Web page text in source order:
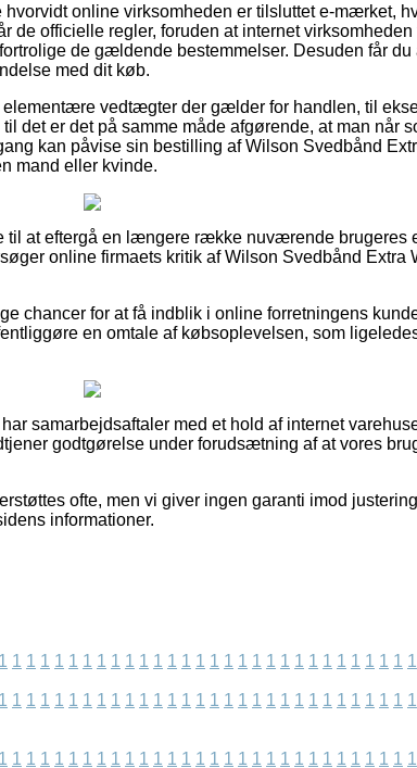
online virksomheden er tilsluttet e-mærket,
de officielle regler, foruden at internet virksomheden
de gældende bestemmelser. Desuden får du
med dit køb.
elementære vedtægter der gælder for handlen, til
det er det på samme måde afgørende, at man når
kan påvise sin bestilling af Wilson Svedbånd
mand eller kvinde.
til at eftergå en længere række nuværende brugeres
online firmaets kritik af Wilson Svedbånd Extra
chancer for at få indblik i online forretningens
en omtale af købsoplevelsen, som
samarbejdsaftaler med et hold af internet
godtgørelse under forudsætning af at vores
ofte, men vi giver ingen garanti imod
informationer.
1 1 1 1 1 1 1 1 1 1 1 1 1 1 1 1 1 1 1 1 1 1 1 1 1 1 1 1 1 1
1 1 1 1 1 1 1 1 1 1 1 1 1 1 1 1 1 1 1 1 1 1 1 1 1 1 1 1 1 1
1 1 1 1 1 1 1 1 1 1 1 1 1 1 1 1 1 1 1 1 1 1 1 1 1 1 1 1 1 1